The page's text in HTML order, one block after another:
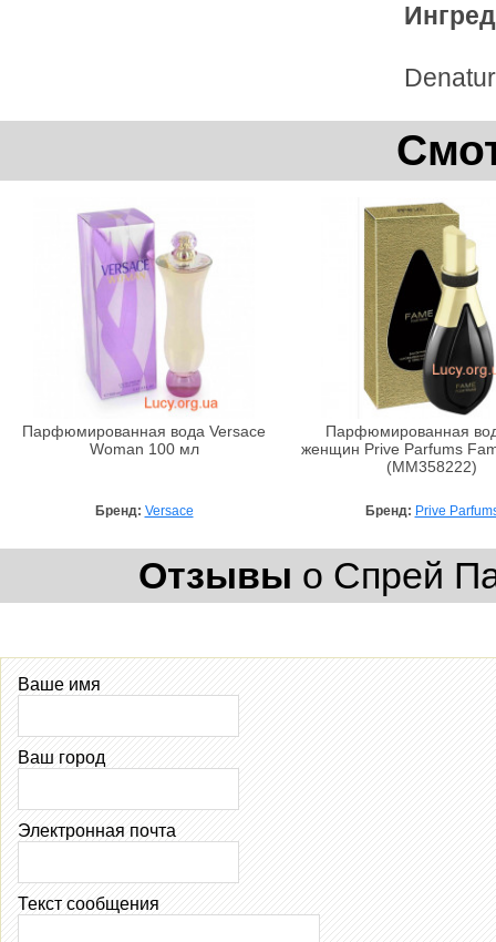
Парфюмированная вода Versace
Woman 100 мл
Бренд: Versace
Парфюмированная
женщин Prive Parfums
(MM358222)
Бренд: Prive
Отзывы о Спрей
Ваше имя
Ваш город
Электронная почта
Текст сообщения